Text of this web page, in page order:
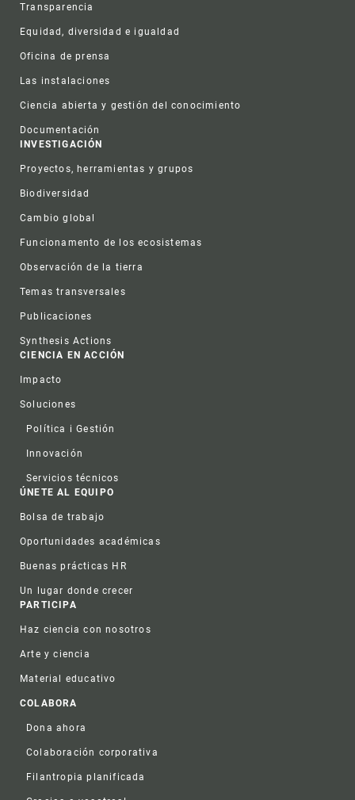
Transparencia
Equidad, diversidad e igualdad
Oficina de prensa
Las instalaciones
Ciencia abierta y gestión del conocimiento
Documentación
INVESTIGACIÓN
Proyectos, herramientas y grupos
Biodiversidad
Cambio global
Funcionamento de los ecosistemas
Observación de la tierra
Temas transversales
Publicaciones
Synthesis Actions
CIENCIA EN ACCIÓN
Impacto
Soluciones
Política i Gestión
Innovación
Servicios técnicos
ÚNETE AL EQUIPO
Bolsa de trabajo
Oportunidades académicas
Buenas prácticas HR
Un lugar donde crecer
PARTICIPA
Haz ciencia con nosotros
Arte y ciencia
Material educativo
COLABORA
Dona ahora
Colaboración corporativa
Filantropia planificada